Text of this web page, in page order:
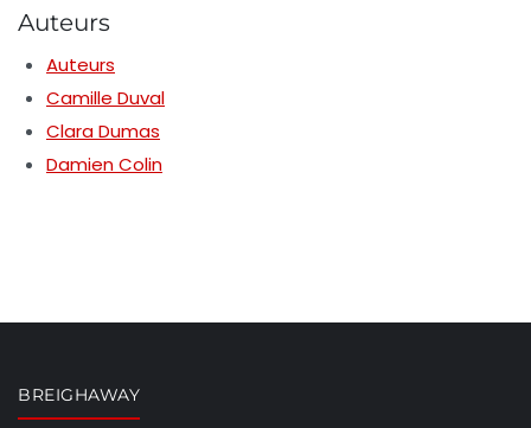
Auteurs
Auteurs
Camille Duval
Clara Dumas
Damien Colin
BREIGHAWAY